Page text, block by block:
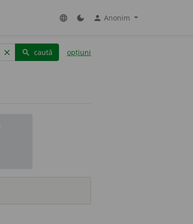
language dark_mode person Anonim
clear search caută opțiuni